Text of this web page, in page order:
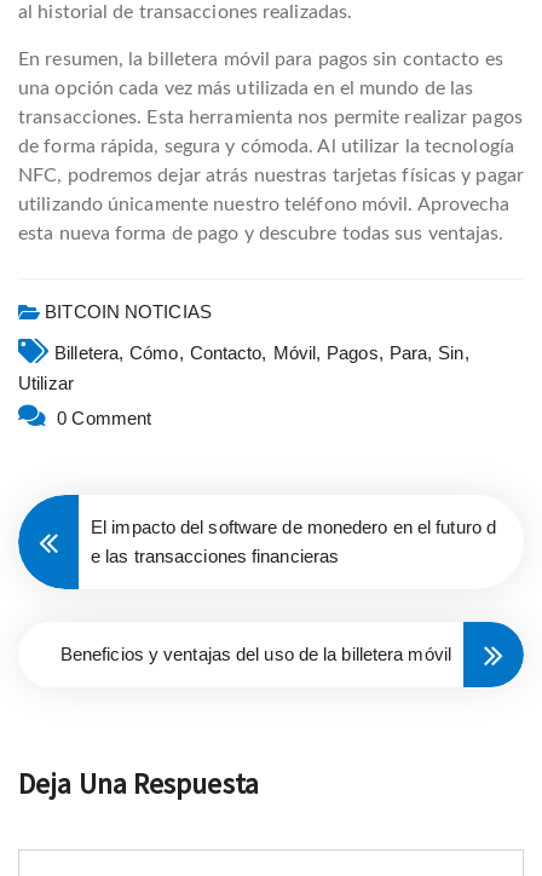
al historial de transacciones realizadas.
En resumen, la billetera móvil para pagos sin contacto es
una opción cada vez más utilizada en el mundo de las
transacciones. Esta herramienta nos permite realizar pagos
de forma rápida, segura y cómoda. Al utilizar la tecnología
NFC, podremos dejar atrás nuestras tarjetas físicas y pagar
utilizando únicamente nuestro teléfono móvil. Aprovecha
esta nueva forma de pago y descubre todas sus ventajas.
BITCOIN NOTICIAS
Billetera, Cómo, Contacto, Móvil, Pagos, Para, Sin,
Utilizar
0 Comment
El impacto del software de monedero en el futuro d
e las transacciones financieras
Beneficios y ventajas del uso de la billetera móvil
Deja Una Respuesta